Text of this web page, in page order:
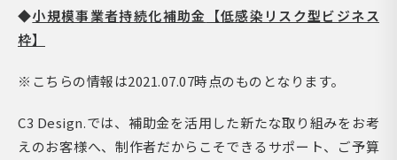
◆小規模事業者持続化補助金 【低感染リスク型ビジネス
枠】
※こちらの情報は2021.07.07時点のものとなります。
C3 Design.では、補助金を活用した新たな取り組みをお考
えのお客様へ、制作者だからこそできるサポート、ご予算